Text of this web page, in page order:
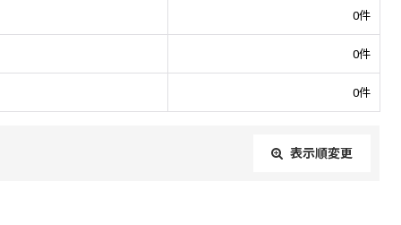
0件
0件
0件
表示順変更